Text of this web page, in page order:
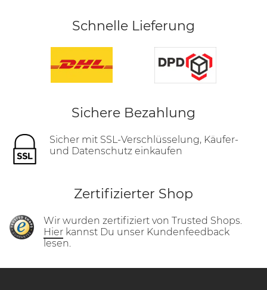
Schnelle Lieferung
Sichere Bezahlung
Sicher mit SSL-Verschlüsselung, Käufer-
und Datenschutz einkaufen
Zertifizierter Shop
Wir wurden zertifiziert von Trusted Shops.
Hier kannst Du unser Kundenfeedback
lesen.